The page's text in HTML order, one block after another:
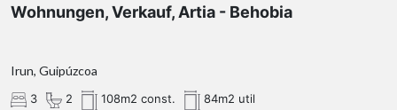
Wohnungen, Verkauf, Artia - Behobia
Irun, Guipúzcoa
3 2 108m2 const. 84m2 util